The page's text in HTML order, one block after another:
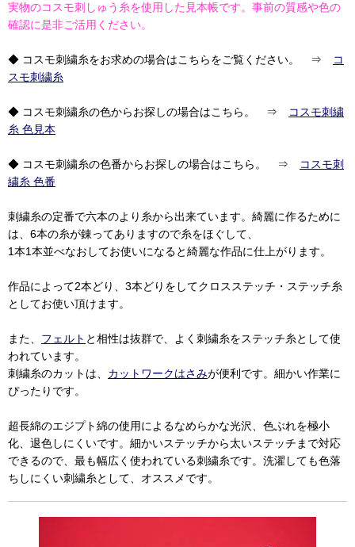
実物のコスモ刺しゅう糸を使用した見本帳です。事前の質感や色の
確認に是非ご活用ください。
◆ コスモ刺繍糸をお求めの場合はこちらをご覧ください。 ⇒
コ
スモ刺繍糸
◆ コスモ刺繍糸の色からお探しの場合はこちら。 ⇒
コスモ刺繍
糸 色見本
◆ コスモ刺繍糸の色番からお探しの場合はこちら。 ⇒
コスモ刺
繍糸 色番
刺繍糸の定番で六本のより糸から出来ています。綺麗に作るために
は、6本の糸が錬ってありますので糸をほぐして、
1本1本並べなおしてお使いになると綺麗な作品に仕上がります。
作品によって2本どり、3本どりをしてクロスステッチ・ステッチ糸
としてお使い頂けます。
また、 フェルト と相性は抜群で、よく刺繍糸をステッチ糸として使
われています。
刺繍糸のカットは、 カットワークはさみが便利です。細かい作業に
ぴったりです。
超長綿のエジプト綿の使用によるなめらかな光沢、色ぶれを極小
化、退色しにくいです。細かいステッチから太いステッチまで対応
できるので、最も幅広く使われている刺繍糸です。洗濯しても色落
ちしにくい刺繍糸として、オススメです。